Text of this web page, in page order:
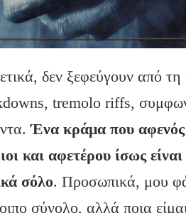
δεν ξεφεύγουν από
tremolo riffs,
Ένα κράμα που
και αφετέρου ίσως
σόλο. Προσωπικά, μου
σύνολο, αλλά ποια